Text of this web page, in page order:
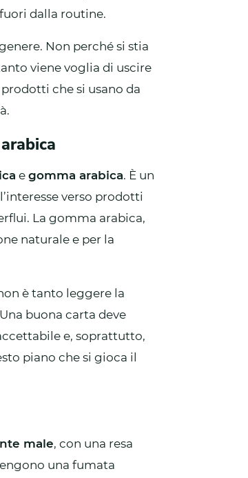
dalla routine.
Non perché si stia
viene voglia di uscire
che si usano da
e gomma arabica. È un
verso prodotti
La gomma arabica,
naturale e per la
è tanto leggere la
buona carta deve
e, soprattutto,
piano che si gioca il
male, con una resa
una fumata